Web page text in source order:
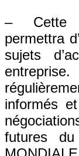
– Cette
permettra
sujets
informés
futures